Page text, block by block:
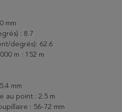
mm
: 8.7
degrés): 62.6
m : 152 m
mm
au point : 2.5 m
: 56-72 mm